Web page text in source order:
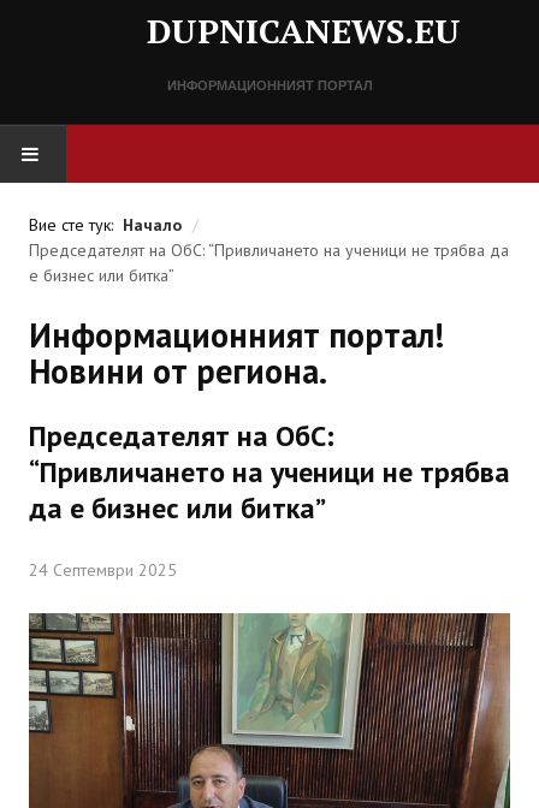
DUPNICANEWS.EU
ИНФОРМАЦИОННИЯТ ПОРТАЛ
НОВИНИ
СПРАВОЧНИК
Разписание
Важни телефонни номера
КОНТАКТИ
ЗА РЕГИОНА
Бележити дупничани
Населени места
Вие сте тук: Начало /
Председателят на ОбС: “Привличането на ученици не трябва да
е бизнес или битка”
Информационният портал!
Новини от региона.
Председателят на ОбС:
“Привличането на ученици не трябва
да е бизнес или битка”
24 Септември 2025